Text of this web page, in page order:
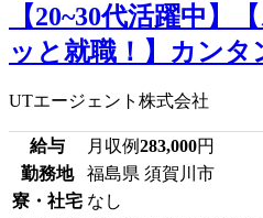
【20~30代活躍中】
ッと就職！】カンタ
UTエージェント株式会社
給与 月収例283,000円
勤務地
福島県 須賀川市
寮・社宅 なし